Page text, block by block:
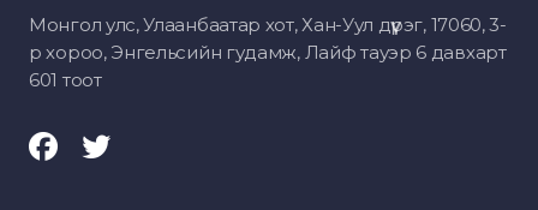
Монгол улс, Улаанбаатар хот, Хан-Уул дүүрэг, 17060, 3-
р хороо, Энгельсийн гудамж, Лайф тауэр 6 давхарт
601 тоот